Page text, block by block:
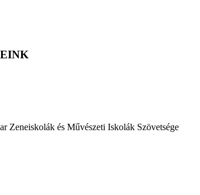
Zeneiskolák és Művészeti Iskolák Szövetsége